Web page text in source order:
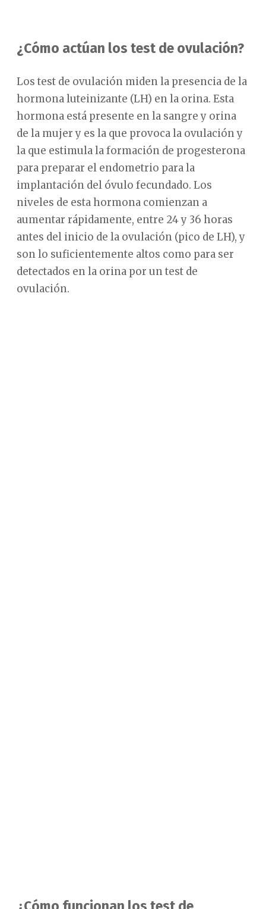
¿Cómo actúan los test de ovulación?
Los test de ovulación miden la presencia de la
hormona luteinizante (LH) en la orina. Esta
hormona está presente en la sangre y orina
de la mujer y es la que provoca la ovulación y
la que estimula la formación de progesterona
para preparar el endometrio para la
implantación del óvulo fecundado. Los
niveles de esta hormona comienzan a
aumentar rápidamente, entre 24 y 36 horas
antes del inicio de la ovulación (pico de LH), y
son lo suficientemente altos como para ser
detectados en la orina por un test de
ovulación.